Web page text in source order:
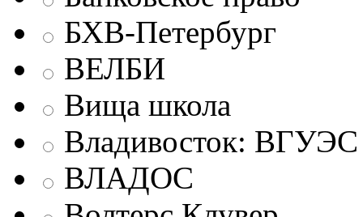
БХВ-Петербург
ВЕЛБИ
Вища школа
Владивосток: ВГУЭС
ВЛАДОС